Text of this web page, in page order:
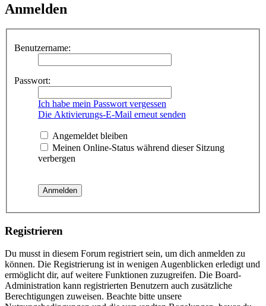
Anmelden
Benutzername:
Passwort:
Ich habe mein Passwort vergessen
Die Aktivierungs-E-Mail erneut senden
Angemeldet bleiben
Meinen Online-Status während dieser Sitzung
verbergen
Registrieren
Du musst in diesem Forum registriert sein, um dich anmelden zu
können. Die Registrierung ist in wenigen Augenblicken erledigt und
ermöglicht dir, auf weitere Funktionen zuzugreifen. Die Board-
Administration kann registrierten Benutzern auch zusätzliche
Berechtigungen zuweisen. Beachte bitte unsere